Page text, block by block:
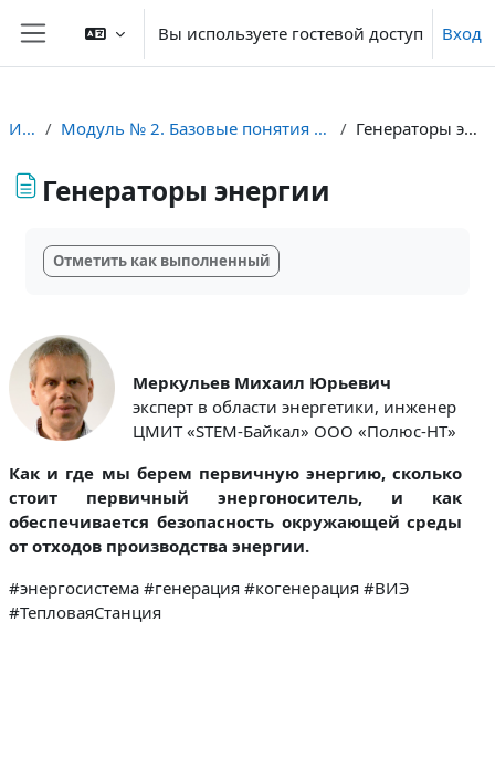
Перейти к основному содержанию
Боковая панель
Вы используете гостевой доступ Вход
ИЭС Модуль № 2. Базовые понятия энергетики Генераторы энергии
Генераторы энергии
Отметить как выполненный
Меркульев Михаил Юрьевич
эксперт в области энергетики, инженер
ЦМИТ «STEM-Байкал» ООО «Полюс-НТ»
Как и где мы берем первичную энергию, сколько
стоит первичный энергоноситель, и как
обеспечивается безопасность окружающей среды
от отходов производства энергии.
#энергосистема #генерация #когенерация #ВИЭ
#ТепловаяСтанция